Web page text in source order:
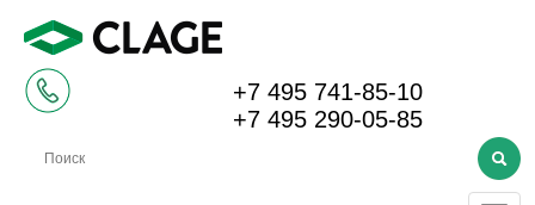
+7 495 741-85-10
+7 495 290-05-85